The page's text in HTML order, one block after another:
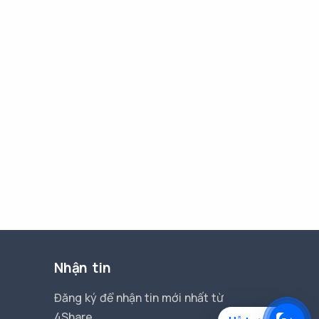
Nhận tin
Đăng ký để nhận tin mới nhất từ